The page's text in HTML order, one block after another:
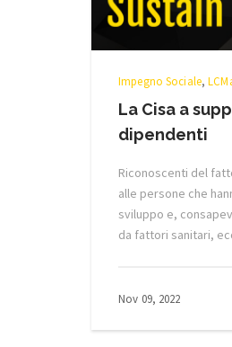
Impegno Sociale,
La Cisa a
dipendenti
Riconoscenti del
alle persone che
sviluppo e,
da fattori sanitari,
Nov 09, 2022